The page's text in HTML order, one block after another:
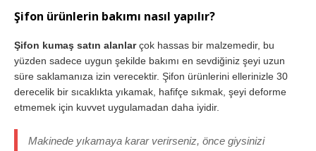
Şifon ürünlerin bakımı nasıl yapılır?
Şifon kumaş satın alanlarçok hassas bir malzemedir, bu
yüzden sadece uygun şekilde bakımı en sevdiğiniz şeyi uzun
süre saklamanıza izin verecektir. Şifon ürünlerini ellerinizle 30
derecelik bir sıcaklıkta yıkamak, hafifçe sıkmak, şeyi deforme
etmemek için kuvvet uygulamadan daha iyidir.
Makinede yıkamaya karar verirseniz, önce giysinizi